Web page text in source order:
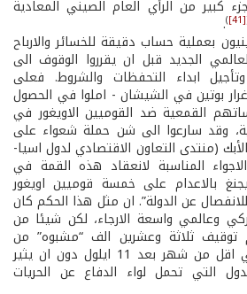
كبير من الرأي العام الصيني المعادية
[41]
)
.
بعملية حساب دقيقة للخسائر والارباح
الجديد قبل ان يقرروا الوقوف الى
ابداء التحفظات والشروط. فعلى
بوتين في الشيشان - املوا في الحصول
القمعية ضد القوميين الاويغور في
وقد سارعوا الى شن حملة شعواء على
(منتدى التعاون الاقتصادي لدول اسيا-
المناسبة لانعقاد هذه القمة في
بالاعدام على خمسة قوميين اويغور
عن الدولة”. ان مثل هذا الحكم كان
وعالمي واسعة الارجاء، لكن شيئا من
ثلاثة وعشرين الف “مشبوه” من
الاسلاميين والقوميين في اقل من شهر بعد 11 ايلول دون ان يثير
التي تحمل لواء الدفاع عن الحريات